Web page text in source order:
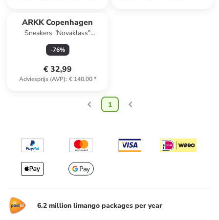
ARKK Copenhagen
Sneakers "Novaklass"
wit/zwart
-76%
€ 32,99
Adviesprijs (AVP): € 140,00*
1
6.2 million limango packages per year